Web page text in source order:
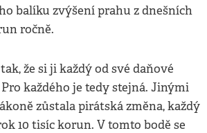
balíku zvýšení prahu z dnešních
ročně.
že si ji každý od své daňové
každého je tedy stejná. Jinými
zůstala pirátská změna, každý
10 tisíc korun. V tomto bodě se